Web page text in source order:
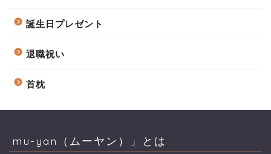
誕生日プレゼント
退職祝い
首枕
mu-yan（ムーヤン）」とは